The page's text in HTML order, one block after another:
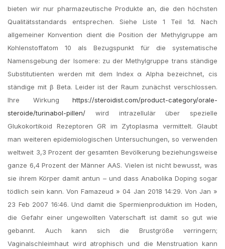
bieten wir nur pharmazeutische Produkte an, die den höchsten
Qualitätsstandards entsprechen. Siehe Liste 1 Teil 1d. Nach
allgemeiner Konvention dient die Position der Methylgruppe am
Kohlenstoffatom 10 als Bezugspunkt für die systematische
Namensgebung der Isomere: zu der Methylgruppe trans ständige
Substitutienten werden mit dem Index α Alpha bezeichnet, cis
ständige mit β Beta. Leider ist der Raum zunächst verschlossen.
Ihre Wirkung https://steroidist.com/product-category/orale-
steroide/turinabol-pillen/ wird intrazellulär über spezielle
Glukokortikoid Rezeptoren GR im Zytoplasma vermittelt. Glaubt
man weiteren epidemiologischen Untersuchungen, so verwenden
weltweit 3,3 Prozent der gesamten Bevölkerung beziehungsweise
ganze 6,4 Prozent der Männer AAS. Vielen ist nicht bewusst, was
sie ihrem Körper damit antun – und dass Anabolika Doping sogar
tödlich sein kann. Von Famazeud » 04 Jan 2018 14:29. Von Jan »
23 Feb 2007 16:46. Und damit die Spermienproduktion im Hoden,
die Gefahr einer ungewollten Vaterschaft ist damit so gut wie
gebannt. Auch kann sich die Brustgröße verringern;
Vaginalschleimhaut wird atrophisch und die Menstruation kann